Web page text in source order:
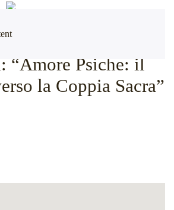
“Amore Psiche: il
la Coppia Sacra”